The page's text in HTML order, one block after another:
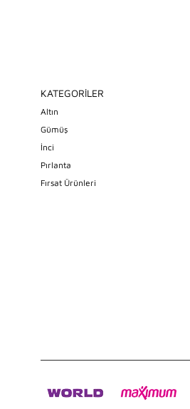
KATEGORİLER
Altın
Gümüş
İnci
Pırlanta
Fırsat Ürünleri